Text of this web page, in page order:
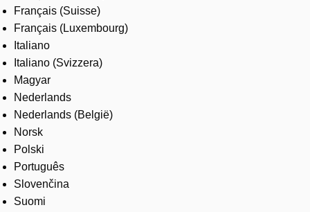
Français (Suisse)
Français (Luxembourg)
Italiano
Italiano (Svizzera)
Magyar
Nederlands
Nederlands (België)
Norsk
Polski
Português
Slovenčina
Suomi